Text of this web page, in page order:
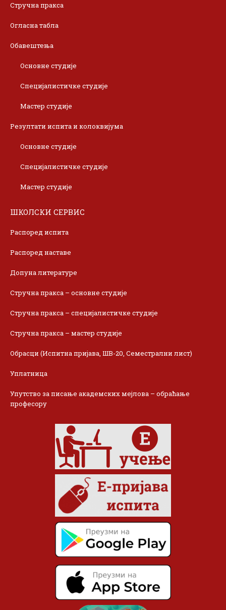
Стручна пракса
Огласна табла
Обавештења
Основне студије
Специјалистичке студије
Мастер студије
Резултати испита и колоквијума
Основне студије
Специјалистичке студије
Мастер студије
ШКОЛСКИ СЕРВИС
Распоред испита
Распоред наставе
Допуна литературе
Стручна пракса – основне студије
Стручна пракса – специјалистичке студије
Стручна пракса – мастер студије
Обрасци (Испитна пријава, ШВ-20, Семестрални лист)
Уплатница
Упутство за писање академских мејлова – обраћање
професору